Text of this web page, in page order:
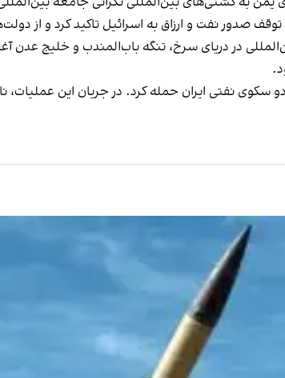
در دریای سرخ، تنگه باب‌المندب و خلیج عدن
«آخوندک»، به دو سکوی نفتی ایران حمله کرد. در جریان